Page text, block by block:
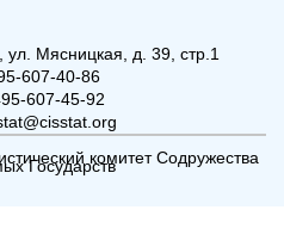
Мясницкая, д. 39, стр.1
607-40-86
607-45-92
комитет Содружества
Государств